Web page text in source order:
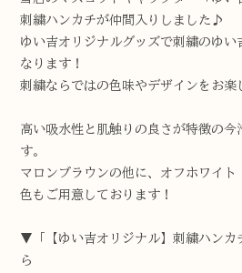
刺繍ハンカチが仲間入りしました♪
ゆい吉オリジナルグッズで刺繍のゆい
なります！
刺繍ならではの色味やデザインをお楽
高い吸水性と肌触りの良さが特徴の今
す。
マロンブラウンの他に、オフホワイ
色もご用意しております！
▼「【ゆい吉オリジナル】刺繍ハンカ
ら